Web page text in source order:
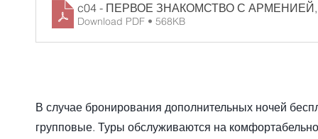
c04 - ПЕРВОЕ ЗНАКОМСТВО С АРМЕНИЕЙ,
Download PDF • 568KB
В случае бронирования дополнительных ночей
групповые. Туры обслуживаются на